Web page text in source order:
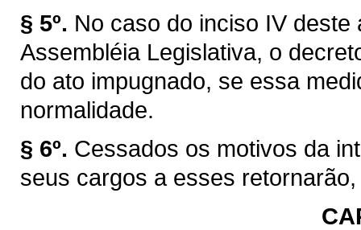
§ 5º. No caso do inciso IV
Assembléia Legislativa, o
do ato impugnado, se essa
normalidade.
§ 6º. Cessados os motivos da
seus cargos a esses